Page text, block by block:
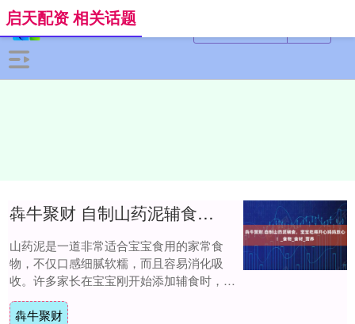
启天配资 相关话题
犇牛聚财 自制山药泥辅食，宝宝吃得开心妈妈放心！_食物_食材_营养
山药泥是一道非常适合宝宝食用的家常食
物，不仅口感细腻软糯，而且容易消化吸
收。许多家长在宝宝刚开始添加辅食时，都
会考虑将山药泥列入菜单。制作山药泥的方
法简单，食材....
犇牛聚财